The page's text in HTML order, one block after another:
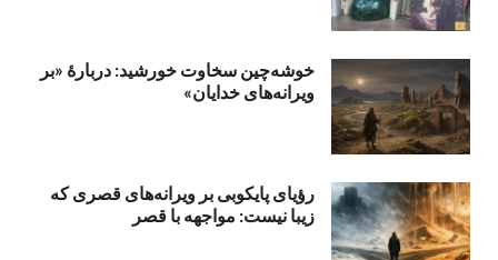
خوشه‌چین سخاوت خورشید: دربارهٔ «بر
ویرانه‌های خدایان»
رؤیای پایکوبی بر ویرانه‌های قصری که
زیبا نیست: مواجهه با قصر